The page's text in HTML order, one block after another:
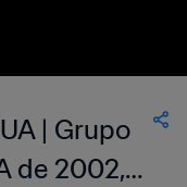
| Grupo
de 2002,